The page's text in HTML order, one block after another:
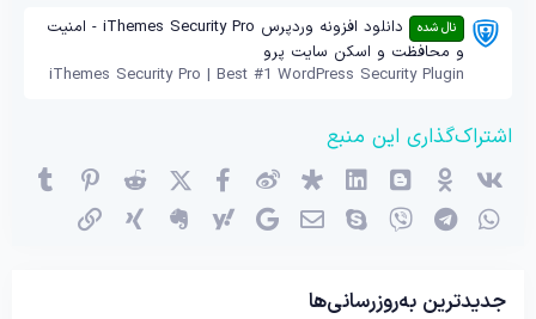
نال شده
دانلود افزونه وردپرس iThemes Security Pro - امنیت
و محافظت و اسکن سایت پرو
iThemes Security Pro | Best #1 WordPress Security Plugin
اشتراک‌گذاری این منبع
وی‌کی اوکی (OK) بلاگر لینکدین دیاسپورا ویبو فیسبوک ردیت پینترست
واتساپ
تلگرام وایبر اسکایپ ایمیل گوگل یاهو اِورنُت زینگ
جدیدترین به‌روزرسانی‌ها